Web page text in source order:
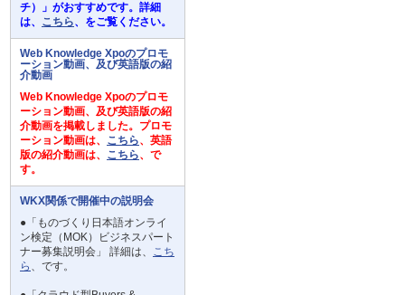
チ）」がおすすめです。詳細
は、 こちら、をご覧ください。
Web Knowledge Xpoのプロモ
ーション動画、及び英語版の紹
介動画
Web Knowledge Xpoのプロモ
ーション動画、及び英語版の紹
介動画を掲載しました。プロモ
ーション動画は、 こちら、英語
版の紹介動画は、 こちら、で
す。
WKX関係で開催中の説明会
●「ものづくり日本語オンライ
ン検定（MOK）ビジネスパート
ナー募集説明会」 詳細は、 こち
ら 、です。